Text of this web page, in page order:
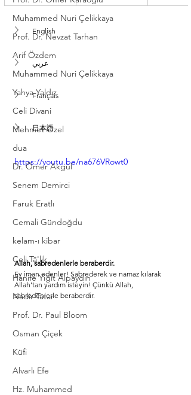
Muhammed Nuri Çelikkaya
Prof. Dr. Nevzat Tarhan
Arif Özdem
Muhammed Nuri Çelikkaya
Yahya Yaldız
Celi Divani
Mehmet Özel
dua
Dr. Ömer Akgül
Senem Demirci
Faruk Eratlı
Cemali Gündoğdu
kelam-ı kibar
Celi Tâ'lik
Hanife Yiğit Alpaydın
Nadir Tatar
Prof. Dr. Paul Bloom
Osman Çiçek
Küfi
Alvarlı Efe
Hz. Muhammed
English
عربي
Français
日本語
https://youtu.be/na676VRowt0
Allah, sabredenlerle beraberdir.
Ey iman edenler! Sabrederek ve namaz kılarak
Allah’tan yardım isteyin! Çünkü Allah,
sabredenlerle beraberdir.